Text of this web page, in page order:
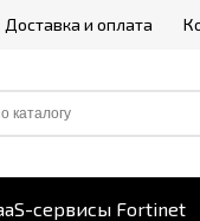
Доставка и оплата
сервисы Fortinet